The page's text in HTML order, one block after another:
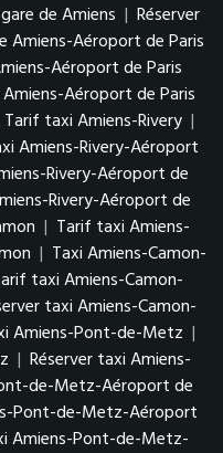
de Amiens | Réserver
Amiens-Aéroport de Paris
Aéroport de Paris
Aéroport de Paris
Tarif taxi Amiens-Rivery |
Amiens-Rivery-Aéroport
Rivery-Aéroport de
Rivery-Aéroport de
| Tarif taxi Amiens-
| Taxi Amiens-Camon-
taxi Amiens-Camon-
taxi Amiens-Camon-
Amiens-Pont-de-Metz |
| Réserver taxi Amiens-
de-Metz-Aéroport de
Pont-de-Metz-Aéroport
Amiens-Pont-de-Metz-